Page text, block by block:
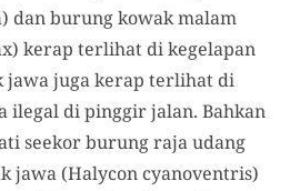
dan burung kowak malam
kerap terlihat di kegelapan
jawa juga kerap terlihat di
ilegal di pinggir jalan. Bahkan
seekor burung raja udang
jawa (Halycon cyanoventris)